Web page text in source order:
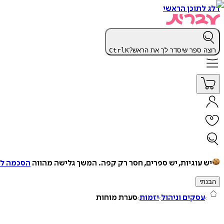
דלג לתוכן הראשי
רוצה ספר שיסדר לך את הראש? CtrlK
יש עוגיות, יש ספרים, חסר רק קפה. המשך גלישה מהווה הסכמה
הבנתי
עסקים וניהול יזמות סערת מוחות